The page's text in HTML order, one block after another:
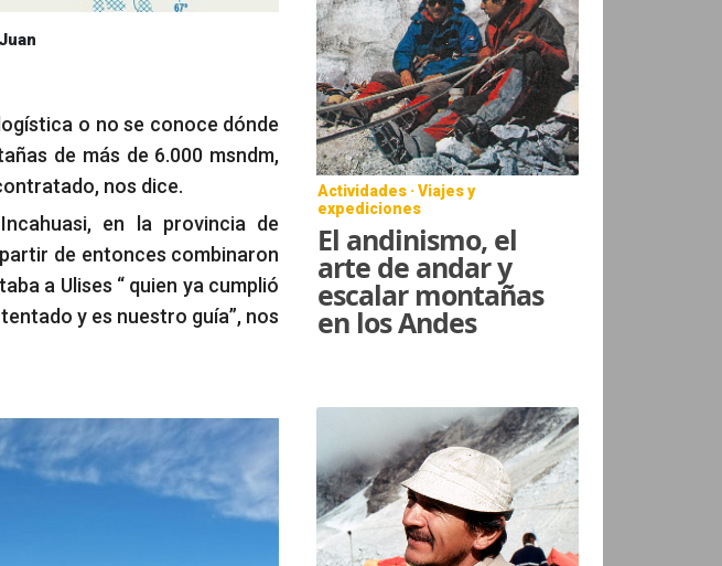
o no se conoce dónde
de más de 6.000 msndm,
nos dice.
en la provincia de
de entonces combinaron
a Ulises “ quien ya cumplió
y es nuestro guía”, nos
Actividades · Viajes y
expediciones
El andinismo, el
arte de andar y
escalar montañas
en los Andes